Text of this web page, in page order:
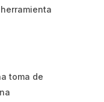
toma de